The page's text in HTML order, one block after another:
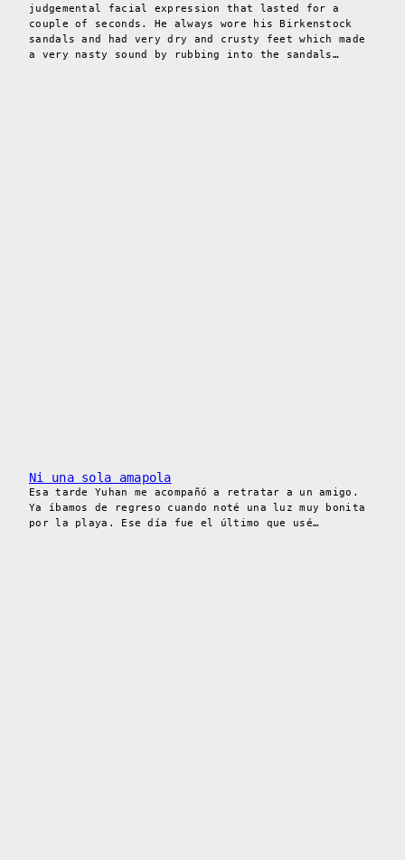
judgemental facial expression that lasted for a
couple of seconds. He always wore his Birkenstock
sandals and had very dry and crusty feet which made
a very nasty sound by rubbing into the sandals…
Ni una sola amapola
Esa tarde Yuhan me acompañó a retratar a un amigo.
Ya íbamos de regreso cuando noté una luz muy bonita
por la playa. Ese día fue el último que usé…